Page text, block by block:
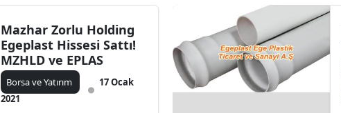
Mazhar Zorlu Holding
Egeplast Hissesi Sattı!
MZHLD ve EPLAS
Borsa ve Yatırım
17 Ocak
2021